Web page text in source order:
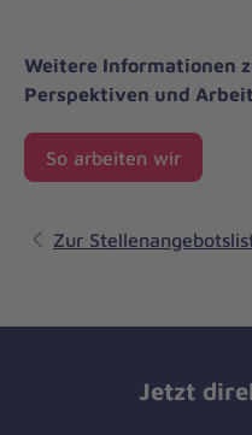
Weitere Informationen
Perspektiven und
So arbeiten wir
Zur
Jetzt